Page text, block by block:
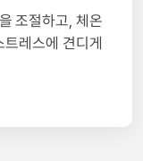
조절하고, 체온
레스에 견디게